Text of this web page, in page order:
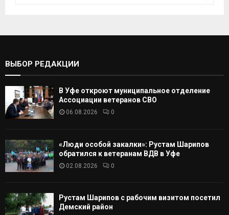
С
А
ВЫБОР РЕДАКЦИИ
В Уфе откроют муниципальное отделение
Ассоциации ветеранов СВО
06.08.2026 0
«Люди особой закалки»: Рустам Шарипов
обратился к ветеранам ВДВ в Уфе
02.08.2026 0
Рустам Шарипов с рабочим визитом посетил
Демский район